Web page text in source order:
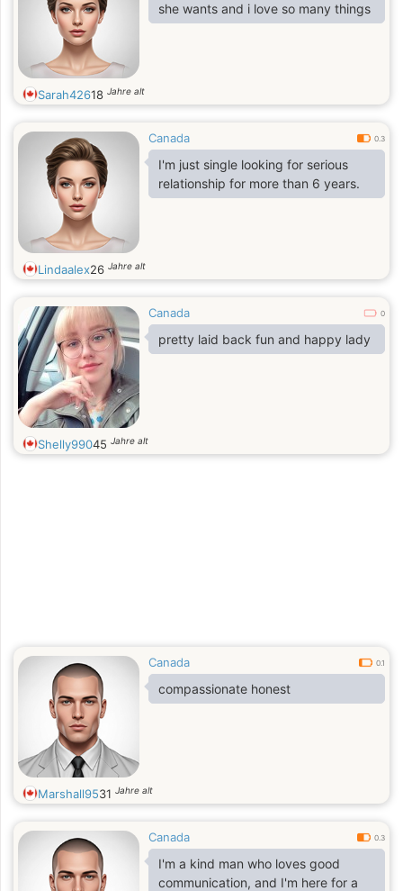
she wants and i love so many things
Sarah42618 Jahre alt
Canada 0.3
I'm just single looking for serious
relationship for more than 6 years.
Lindaalex26 Jahre alt
Canada 0
pretty laid back fun and happy lady
Shelly99045 Jahre alt
Canada 0.1
compassionate honest
Marshall9531 Jahre alt
Canada 0.3
I'm a kind man who loves good
communication, and I'm here for a